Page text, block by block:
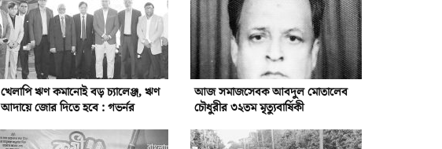
খেলাপি ঋণ কমানোই বড় চ্যালেঞ্জ, ঋণ
আদায়ে জোর দিতে হবে : গভর্নর
আজ সমাজসেবক আবদুল মোতালেব
চৌধুরীর ৩২তম মৃত্যুবার্ষিকী